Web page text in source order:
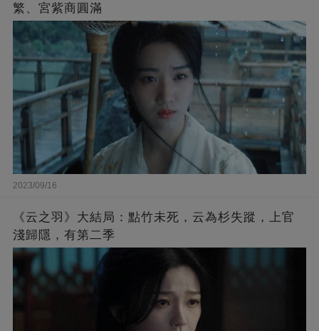
繁、宮紫商圓滿
2023/09/16
《云之羽》大結局：點竹未死，云為杉失蹤，上官
淺歸隱，有第二季